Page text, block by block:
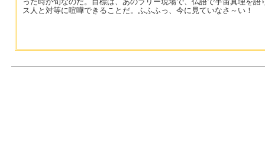
ス人と対等に喧嘩できることだ。ふふふっ、今に見ていなさ～い！